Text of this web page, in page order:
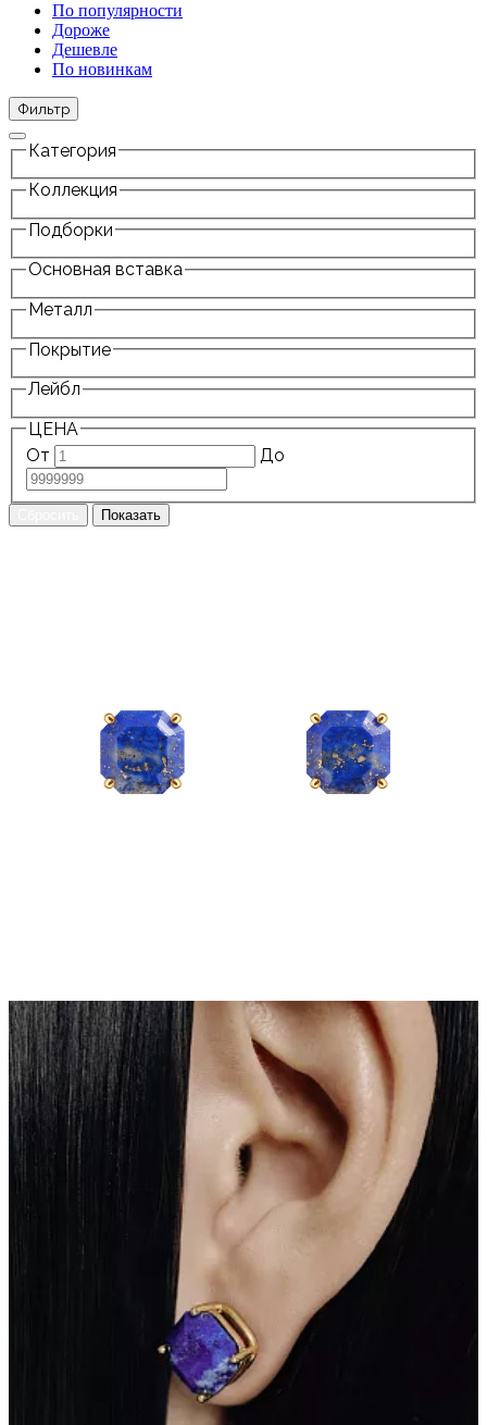
По популярности
Дороже
Дешевле
По новинкам
Фильтр
Категория
Коллекция
Подборки
Основная вставка
Металл
Покрытие
Лейбл
ЦЕНА
От
До